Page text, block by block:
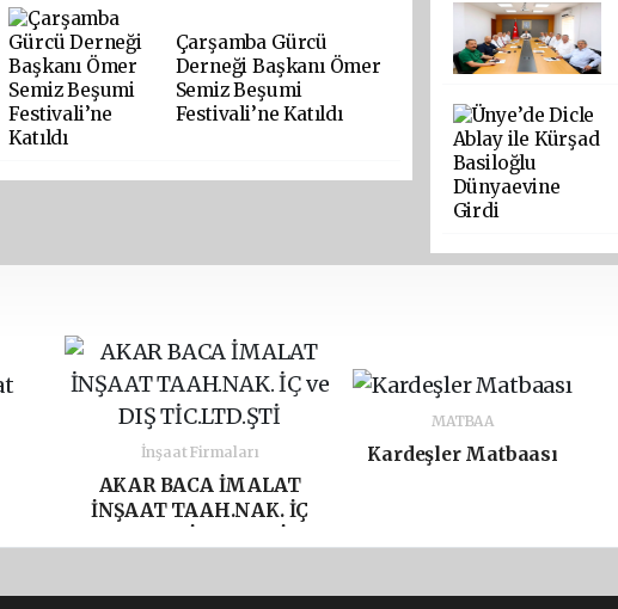
Çarşamba Gürcü
Derneği Başkanı Ömer
Semiz Beşumi
Festivali’ne Katıldı
İnşaat Firmaları
AKAR BACA İMALAT
İNŞAAT TAAH.NAK. İÇ
MATBAA
Kardeşler Matbaası